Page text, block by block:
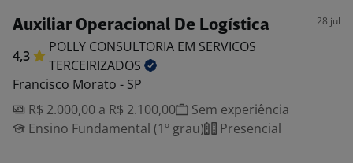
Auxiliar Operacional De Logística 28 jul
4,3
POLLY CONSULTORIA EM SERVICOS
TERCEIRIZADOS
Francisco Morato - SP
R$ 2.000,00 a R$ 2.100,00
Sem experiência
Ensino Fundamental (1º grau)
Presencial